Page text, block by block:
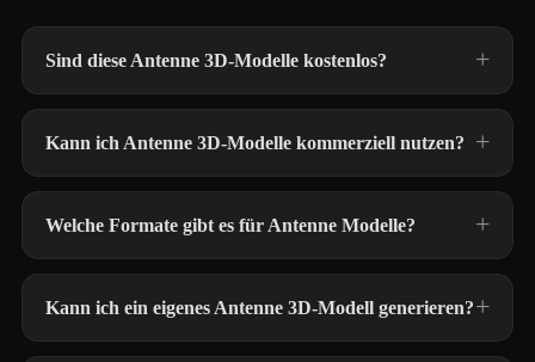
Sind diese Antenne 3D-Modelle kostenlos?
Kann ich Antenne 3D-Modelle kommerziell nutzen?
Welche Formate gibt es für Antenne Modelle?
Kann ich ein eigenes Antenne 3D-Modell generieren?